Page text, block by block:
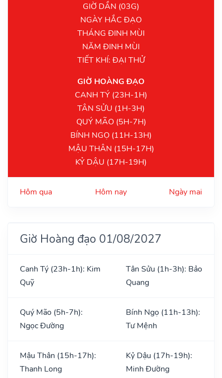
GIỜ DẦN (03G)
NGÀY HẮC ĐẠO
THÁNG ĐINH MÙI
NĂM ĐINH MÙI
TIẾT KHÍ: ĐẠI THỬ
GIỜ HOÀNG ĐẠO
CANH TÝ (23H-1H)
TÂN SỬU (1H-3H)
QUÝ MÃO (5H-7H)
BÍNH NGỌ (11H-13H)
MẬU THÂN (15H-17H)
KỶ DẬU (17H-19H)
Hôm qua Hôm nay Ngày mai
Giờ Hoàng đạo 01/08/2027
Canh Tý (23h-1h): Kim
Quỹ
Tân Sửu (1h-3h): Bảo
Quang
Quý Mão (5h-7h):
Ngọc Đường
Bính Ngọ (11h-13h):
Tư Mệnh
Mậu Thân (15h-17h):
Thanh Long
Kỷ Dậu (17h-19h):
Minh Đường